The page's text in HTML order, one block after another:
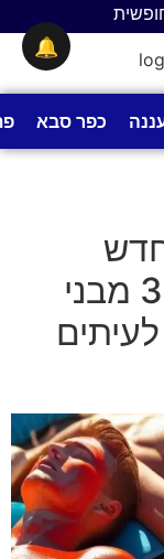
כפר סבא
ומדאיג קובע כי כ- 30% מבני
🔔